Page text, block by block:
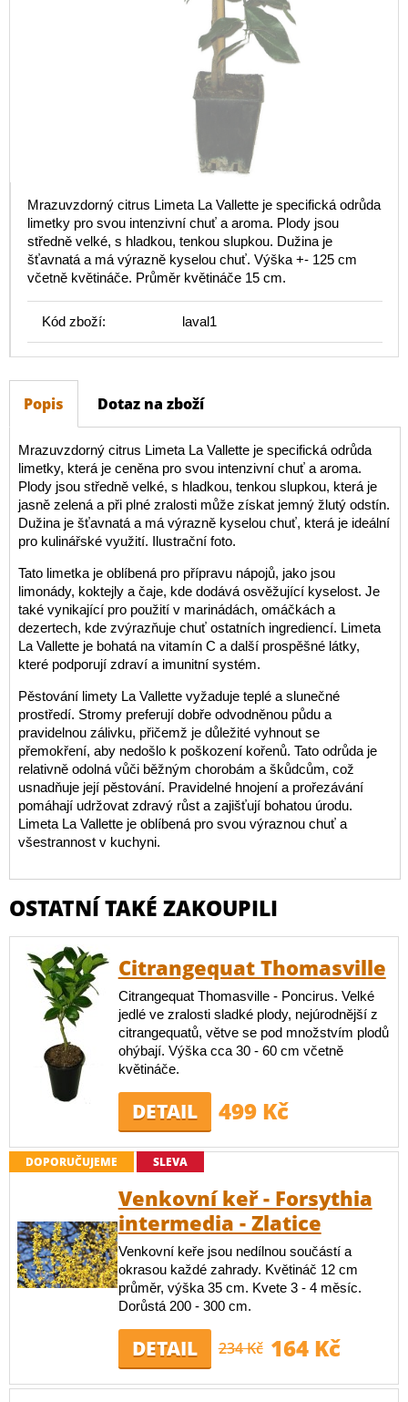
Mrazuvzdorný citrus Limeta La Vallette je specifická odrůda
limetky pro svou intenzivní chuť a aroma. Plody jsou
středně velké, s hladkou, tenkou slupkou. Dužina je
šťavnatá a má výrazně kyselou chuť. Výška +- 125 cm
včetně květináče. Průměr květináče 15 cm.
Kód zboží: laval1
Popis Dotaz na zboží
Mrazuvzdorný citrus Limeta La Vallette je specifická odrůda
limetky, která je ceněna pro svou intenzivní chuť a aroma.
Plody jsou středně velké, s hladkou, tenkou slupkou, která je
jasně zelená a při plné zralosti může získat jemný žlutý odstín.
Dužina je šťavnatá a má výrazně kyselou chuť, která je ideální
pro kulinářské využití. Ilustrační foto.
Tato limetka je oblíbená pro přípravu nápojů, jako jsou
limonády, koktejly a čaje, kde dodává osvěžující kyselost. Je
také vynikající pro použití v marinádách, omáčkách a
dezertech, kde zvýrazňuje chuť ostatních ingrediencí. Limeta
La Vallette je bohatá na vitamín C a další prospěšné látky,
které podporují zdraví a imunitní systém.
Pěstování limety La Vallette vyžaduje teplé a slunečné
prostředí. Stromy preferují dobře odvodněnou půdu a
pravidelnou zálivku, přičemž je důležité vyhnout se
přemokření, aby nedošlo k poškození kořenů. Tato odrůda je
relativně odolná vůči běžným chorobám a škůdcům, což
usnadňuje její pěstování. Pravidelné hnojení a prořezávání
pomáhají udržovat zdravý růst a zajišťují bohatou úrodu.
Limeta La Vallette je oblíbená pro svou výraznou chuť a
všestrannost v kuchyni.
OSTATNÍ TAKÉ ZAKOUPILI
Citrangequat Thomasville
Citrangequat Thomasville - Poncirus. Velké
jedlé ve zralosti sladké plody, nejúrodnější z
citrangequatů, větve se pod množstvím plodů
ohýbají. Výška cca 30 - 60 cm včetně
květináče.
DETAIL 499 Kč
DOPORUČUJEME SLEVA
Venkovní keř - Forsythia
intermedia - Zlatice
Venkovní keře jsou nedílnou součástí a
okrasou každé zahrady. Květináč 12 cm
průměr, výška 35 cm. Kvete 3 - 4 měsíc.
Dorůstá 200 - 300 cm.
DETAIL 234 Kč 164 Kč